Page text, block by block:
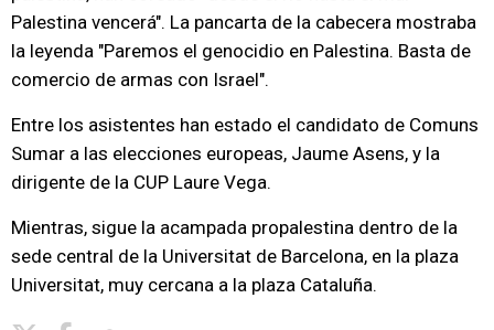
Palestina vencerá". La pancarta de la cabecera mostraba
la leyenda "Paremos el genocidio en Palestina. Basta de
comercio de armas con Israel".
Entre los asistentes han estado el candidato de Comuns
Sumar a las elecciones europeas, Jaume Asens, y la
dirigente de la CUP Laure Vega.
Mientras, sigue la acampada propalestina dentro de la
sede central de la Universitat de Barcelona, en la plaza
Universitat, muy cercana a la plaza Cataluña.